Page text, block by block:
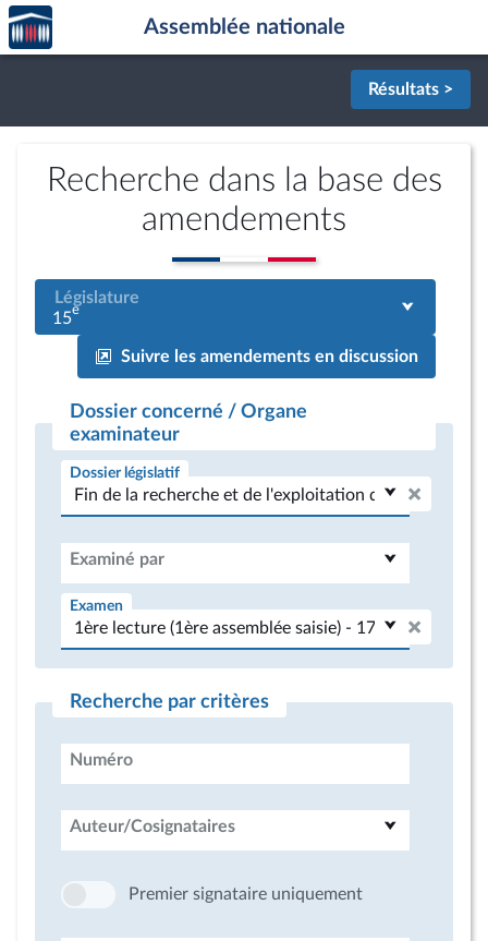
Aller au contenu
Aller en bas de la page
Accèder
à la
page
Assemblée nationale
Résultats >
Recherche dans la base des
amendements
Législature
15e
Suivre les amendements en discussion
Dossier concerné / Organe
examinateur
Dossier législatif
Examiné par
Examen
Recherche par critères
Numéro
Auteur/Cosignataires
Premier signataire uniquement